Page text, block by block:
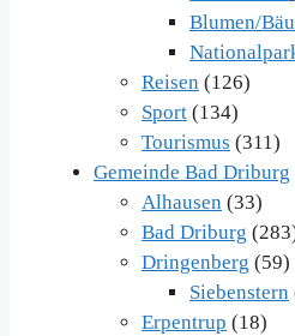
Blumen/
Reisen (126)
Sport (134)
Tourismus (311)
Gemeinde Bad Driburg
Alhausen (33)
Bad Driburg
Dringenberg (59)
Siebenstern
Erpentrup (18)